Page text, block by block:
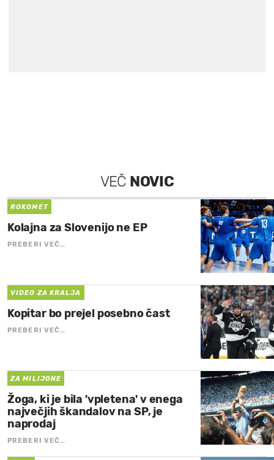
VEČ NOVIC
ROKOMET
Kolajna za Slovenijo ne EP
PREBERI VEČ…
VIDEO ZA KRALJA
Kopitar bo prejel posebno čast
PREBERI VEČ…
ZA MILIJONE
Žoga, ki je bila 'vpletena' v enega
največjih škandalov na SP, je
naprodaj
PREBERI VEČ…